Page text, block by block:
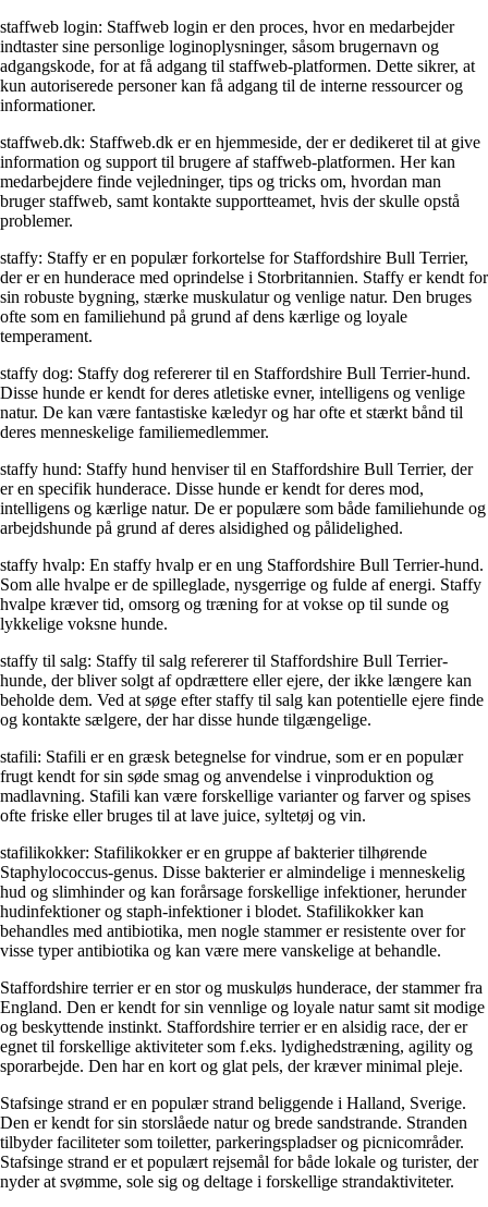
staffweb login: Staffweb login er den proces, hvor en medarbejder
indtaster sine personlige loginoplysninger, såsom brugernavn og
adgangskode, for at få adgang til staffweb-platformen. Dette sikrer, at
kun autoriserede personer kan få adgang til de interne ressourcer og
informationer.
staffweb.dk: Staffweb.dk er en hjemmeside, der er dedikeret til at give
information og support til brugere af staffweb-platformen. Her kan
medarbejdere finde vejledninger, tips og tricks om, hvordan man
bruger staffweb, samt kontakte supportteamet, hvis der skulle opstå
problemer.
staffy: Staffy er en populær forkortelse for Staffordshire Bull Terrier,
der er en hunderace med oprindelse i Storbritannien. Staffy er kendt for
sin robuste bygning, stærke muskulatur og venlige natur. Den bruges
ofte som en familiehund på grund af dens kærlige og loyale
temperament.
staffy dog: Staffy dog refererer til en Staffordshire Bull Terrier-hund.
Disse hunde er kendt for deres atletiske evner, intelligens og venlige
natur. De kan være fantastiske kæledyr og har ofte et stærkt bånd til
deres menneskelige familiemedlemmer.
staffy hund: Staffy hund henviser til en Staffordshire Bull Terrier, der
er en specifik hunderace. Disse hunde er kendt for deres mod,
intelligens og kærlige natur. De er populære som både familiehunde og
arbejdshunde på grund af deres alsidighed og pålidelighed.
staffy hvalp: En staffy hvalp er en ung Staffordshire Bull Terrier-hund.
Som alle hvalpe er de spilleglade, nysgerrige og fulde af energi. Staffy
hvalpe kræver tid, omsorg og træning for at vokse op til sunde og
lykkelige voksne hunde.
staffy til salg: Staffy til salg refererer til Staffordshire Bull Terrier-
hunde, der bliver solgt af opdrættere eller ejere, der ikke længere kan
beholde dem. Ved at søge efter staffy til salg kan potentielle ejere finde
og kontakte sælgere, der har disse hunde tilgængelige.
stafili: Stafili er en græsk betegnelse for vindrue, som er en populær
frugt kendt for sin søde smag og anvendelse i vinproduktion og
madlavning. Stafili kan være forskellige varianter og farver og spises
ofte friske eller bruges til at lave juice, syltetøj og vin.
stafilikokker: Stafilikokker er en gruppe af bakterier tilhørende
Staphylococcus-genus. Disse bakterier er almindelige i menneskelig
hud og slimhinder og kan forårsage forskellige infektioner, herunder
hudinfektioner og staph-infektioner i blodet. Stafilikokker kan
behandles med antibiotika, men nogle stammer er resistente over for
visse typer antibiotika og kan være mere vanskelige at behandle.
Staffordshire terrier er en stor og muskuløs hunderace, der stammer fra
England. Den er kendt for sin vennlige og loyale natur samt sit modige
og beskyttende instinkt. Staffordshire terrier er en alsidig race, der er
egnet til forskellige aktiviteter som f.eks. lydighedstræning, agility og
sporarbejde. Den har en kort og glat pels, der kræver minimal pleje.
Stafsinge strand er en populær strand beliggende i Halland, Sverige.
Den er kendt for sin storslåede natur og brede sandstrande. Stranden
tilbyder faciliteter som toiletter, parkeringspladser og picnicområder.
Stafsinge strand er et populært rejsemål for både lokale og turister, der
nyder at svømme, sole sig og deltage i forskellige strandaktiviteter.